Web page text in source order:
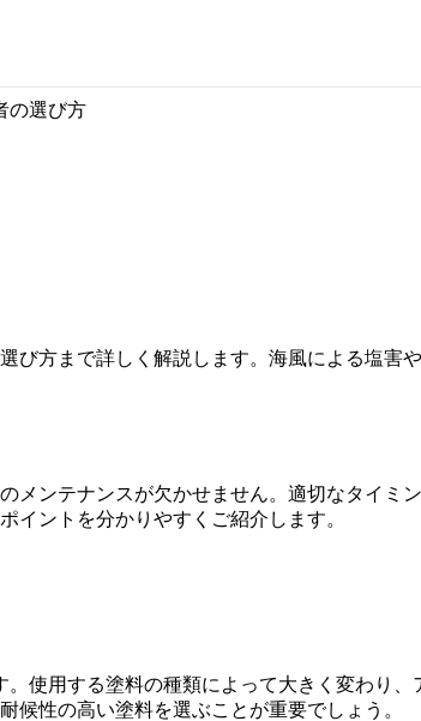
の選び方
方まで詳しく解説します。海風による塩害
ンテナンスが欠かせません。適切なタイミ
イントを分かりやすくご紹介します。
使用する塗料の種類によって大きく変わり
候性の高い塗料を選ぶことが重要でしょう。